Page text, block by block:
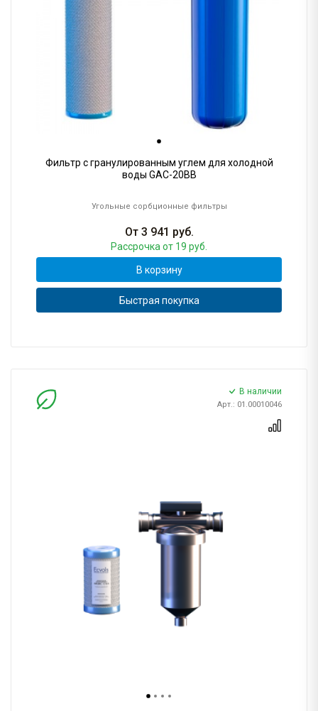
Фильтр с гранулированным углем для холодной
воды GAC-20BB
Угольные сорбционные фильтры
От 3 941 руб.
Рассрочка от 19 руб.
В корзину
Быстрая покупка
В наличии
Арт.: 01.00010046